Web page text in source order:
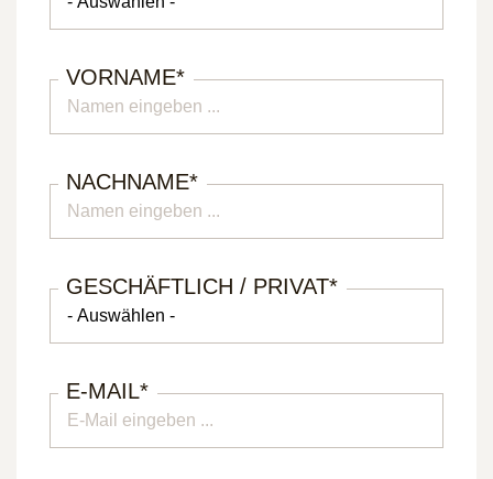
VORNAME*
NACHNAME*
GESCHÄFTLICH / PRIVAT*
E-MAIL*